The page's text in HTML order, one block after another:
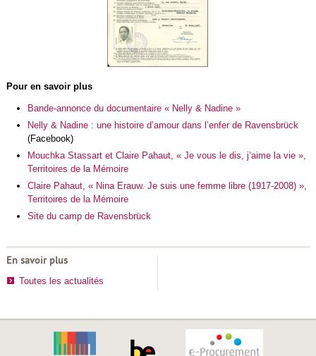
Pour en savoir plus
Bande-annonce du documentaire « Nelly & Nadine »
Nelly & Nadine : une histoire d’amour dans l’enfer de Ravensbrück
(Facebook)
Mouchka Stassart et Claire Pahaut, « Je vous le dis, j’aime la vie »,
Territoires de la Mémoire
Claire Pahaut, « Nina Erauw. Je suis une femme libre (1917-2008) »,
Territoires de la Mémoire
Site du camp de Ravensbrück
En savoir plus
Toutes les actualités